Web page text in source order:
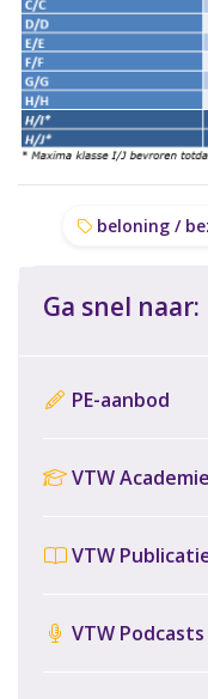
beloning /
Ga snel naar:
PE-aanbod
VTW Academie
VTW
VTW Podcasts